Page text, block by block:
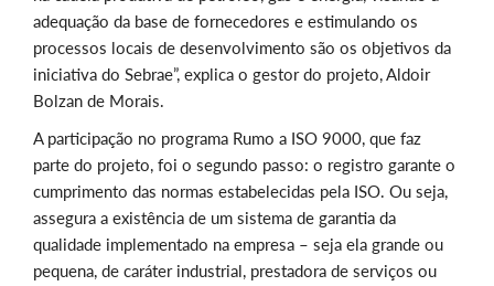
adequação da base de fornecedores e estimulando os
processos locais de desenvolvimento são os objetivos da
iniciativa do Sebrae”, explica o gestor do projeto, Aldoir
Bolzan de Morais.
A participação no programa Rumo a ISO 9000, que faz
parte do projeto, foi o segundo passo: o registro garante o
cumprimento das normas estabelecidas pela ISO. Ou seja,
assegura a existência de um sistema de garantia da
qualidade implementado na empresa – seja ela grande ou
pequena, de caráter industrial, prestadora de serviços ou